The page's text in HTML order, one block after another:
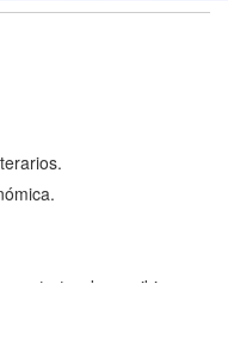
tratar de escribir un
lo que le dé la gana sin